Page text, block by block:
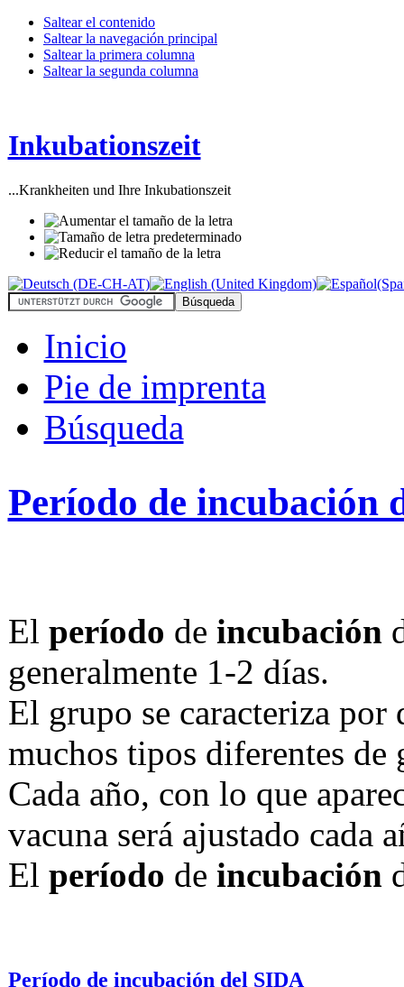
Saltear el contenido
Saltear la navegación principal
Saltear la primera columna
Saltear la segunda columna
Inkubationszeit
...Krankheiten und Ihre Inkubationszeit
Inicio
Pie de imprenta
Búsqueda
Período de incubación
El período de incubación
generalmente 1-2 días.
El grupo se caracteriza
muchos tipos diferentes de
Cada año, con lo que
vacuna será ajustado cada
El período de incubación
Período de incubación del SIDA